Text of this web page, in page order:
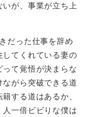
が、事業が立ち上
だった仕事を辞め
してくれている妻の
て覚悟が決まらな
がら突破できる道
する道はあるか、
一倍ビビりな僕は